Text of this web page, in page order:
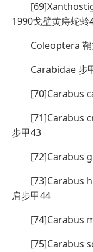
1990戈壁黄痔蛇蛉
Coleoptera
Carabidae 步
[70]Carabus
[71]Carabus
步甲43
[72]Carabus
[73]Carabus
肩步甲44
[74]Carabus
[75]Carabus